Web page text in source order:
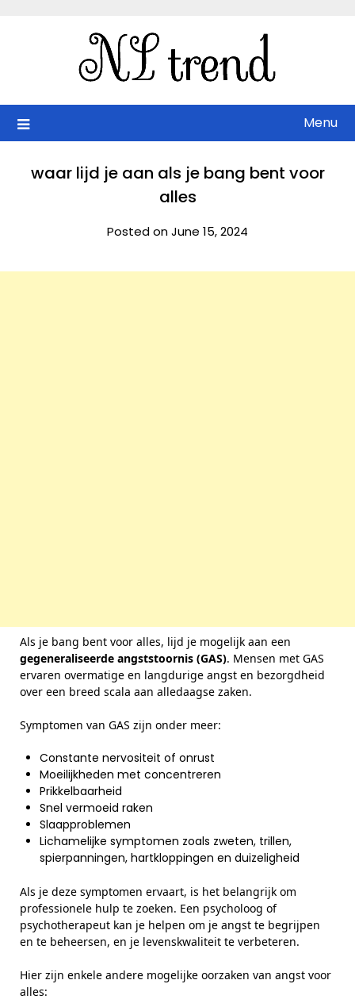
Menu
waar lijd je aan als je bang bent voor
alles
Posted on June 15, 2024
Als je bang bent voor alles, lijd je mogelijk aan een
gegeneraliseerde angststoornis (GAS). Mensen met GAS
ervaren overmatige en langdurige angst en bezorgdheid
over een breed scala aan alledaagse zaken.
Symptomen van GAS zijn onder meer:
Constante nervositeit of onrust
Moeilijkheden met concentreren
Prikkelbaarheid
Snel vermoeid raken
Slaapproblemen
Lichamelijke symptomen zoals zweten, trillen,
spierpanningen, hartkloppingen en duizeligheid
Als je deze symptomen ervaart, is het belangrijk om
professionele hulp te zoeken. Een psycholoog of
psychotherapeut kan je helpen om je angst te begrijpen
en te beheersen, en je levenskwaliteit te verbeteren.
Hier zijn enkele andere mogelijke oorzaken van angst voor
alles: